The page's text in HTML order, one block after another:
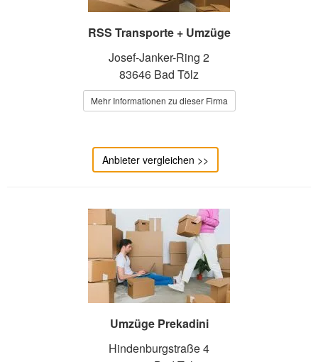
RSS Transporte + Umzüge
Josef-Janker-Ring 2
83646 Bad Tölz
Mehr Informationen zu dieser Firma
Anbieter vergleichen >>
Umzüge Prekadini
Hindenburgstraße 4